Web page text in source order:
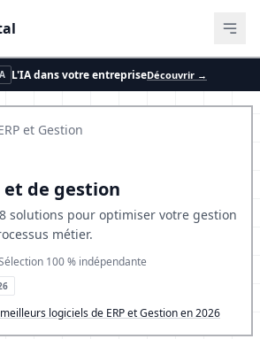
L'IA dans votre entrepriseDécouvrir →
et Gestion
et de gestion
solutions pour optimiser votre gestion
métier.
100 % indépendante
logiciels de ERP et Gestion en 2026